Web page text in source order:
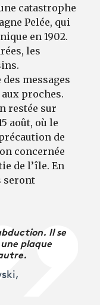
catastrophe
Pelée, qui
en 1902.
les
messages
proches.
restée sur
août, où le
de
concernée
de l’île. En
seront
Il se
plaque